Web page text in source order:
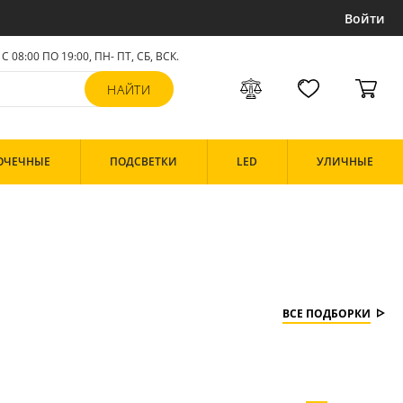
Войти
С 08:00 ПО 19:00, ПН- ПТ, СБ, ВСК.
ПОДСВЕТКИ LED УЛИЧНЫЕ
ВСЕ ПОДБОРКИ